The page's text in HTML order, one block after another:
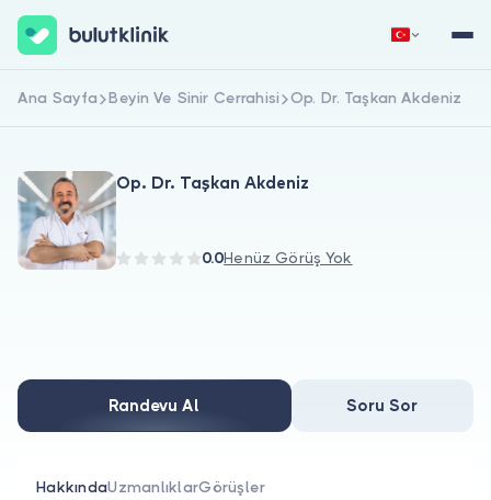
Doktorlar için
Doktor musunuz?
Hemen Kaydol Giriş Yap
Ana Sayfa Beyin Ve Sinir Cerrahisi Op. Dr. Taşkan Akdeniz
Op. Dr. Taşkan Akdeniz
0.0Henüz Görüş Yok
Randevu Al Soru Sor
HakkındaUzmanlıklarGörüşler